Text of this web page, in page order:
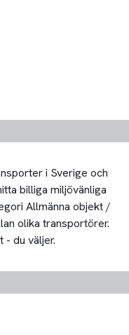
i Sverige och
billiga miljövänliga
Allmänna objekt /
olika transportörer.
- du väljer.